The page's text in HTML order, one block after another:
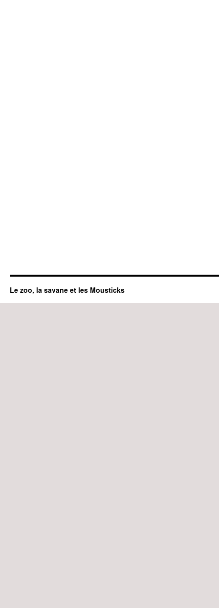
Le zoo, la savane et les Mousticks